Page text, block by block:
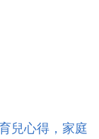
兒心得，家庭